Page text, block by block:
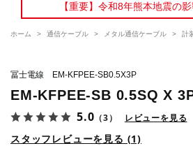
【重要】令和8年熊本地震の
ホーム > 通信ケーブル > メタル通信ケーブル > 計
冨士電線 EM-KFPEE-SB0.5X3P
EM-KFPEE-SB 0.5SQ X
5.0 （3） レビューを見る
スタッフレビューを見る (1)